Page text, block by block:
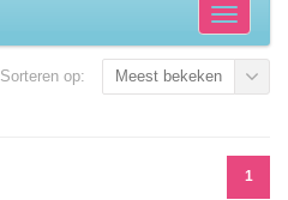
Sorteren op: Meest bekeken
1